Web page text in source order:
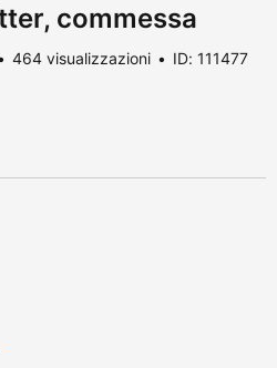
commessa
464 visualizzazioni ID: 111477